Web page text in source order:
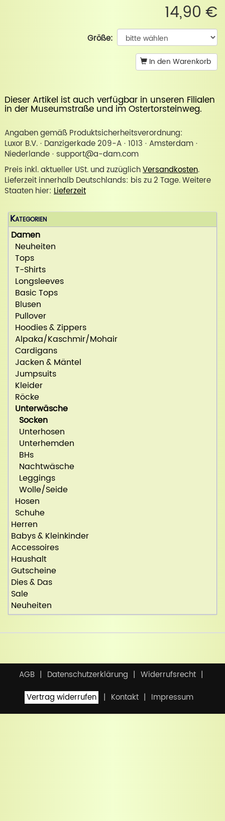
14,90 €
Größe:
In den Warenkorb
Dieser Artikel ist auch verfügbar in unseren Filialen
in der Museumstraßeund imOstertorsteinweg.
Angaben gemäß Produktsicherheitsverordnung:
Luxor B.V. · Danzigerkade 209-A · 1013 · Amsterdam ·
Niederlande · support@a-dam.com
Preis inkl. aktueller USt. und zuzüglichVersandkosten.
Lieferzeit innerhalb Deutschlands: bis zu 2 Tage. Weitere
Staaten hier: Lieferzeit
Kategorien
Damen
Neuheiten
Tops
T-Shirts
Longsleeves
Basic Tops
Blusen
Pullover
Hoodies & Zippers
Alpaka/Kaschmir/Mohair
Cardigans
Jacken & Mäntel
Jumpsuits
Kleider
Röcke
Unterwäsche
Socken
Unterhosen
Unterhemden
BHs
Nachtwäsche
Leggings
Wolle/Seide
Hosen
Schuhe
Herren
Babys & Kleinkinder
Accessoires
Haushalt
Gutscheine
Dies & Das
Sale
Neuheiten
AGB Datenschutzerklärung
Widerrufsrecht
Vertrag widerrufen
Kontakt Impressum